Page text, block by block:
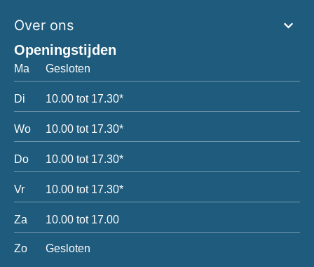
Over ons
Openingstijden
Ma Gesloten
Di 10.00 tot 17.30*
Wo 10.00 tot 17.30*
Do 10.00 tot 17.30*
Vr 10.00 tot 17.30*
Za 10.00 tot 17.00
Zo Gesloten